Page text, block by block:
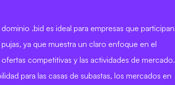
.bid es ideal para empresas que participan
pujas, ya que muestra un claro enfoque en el
competitivas y las actividades de mercado.
para las casas de subastas, los mercados en